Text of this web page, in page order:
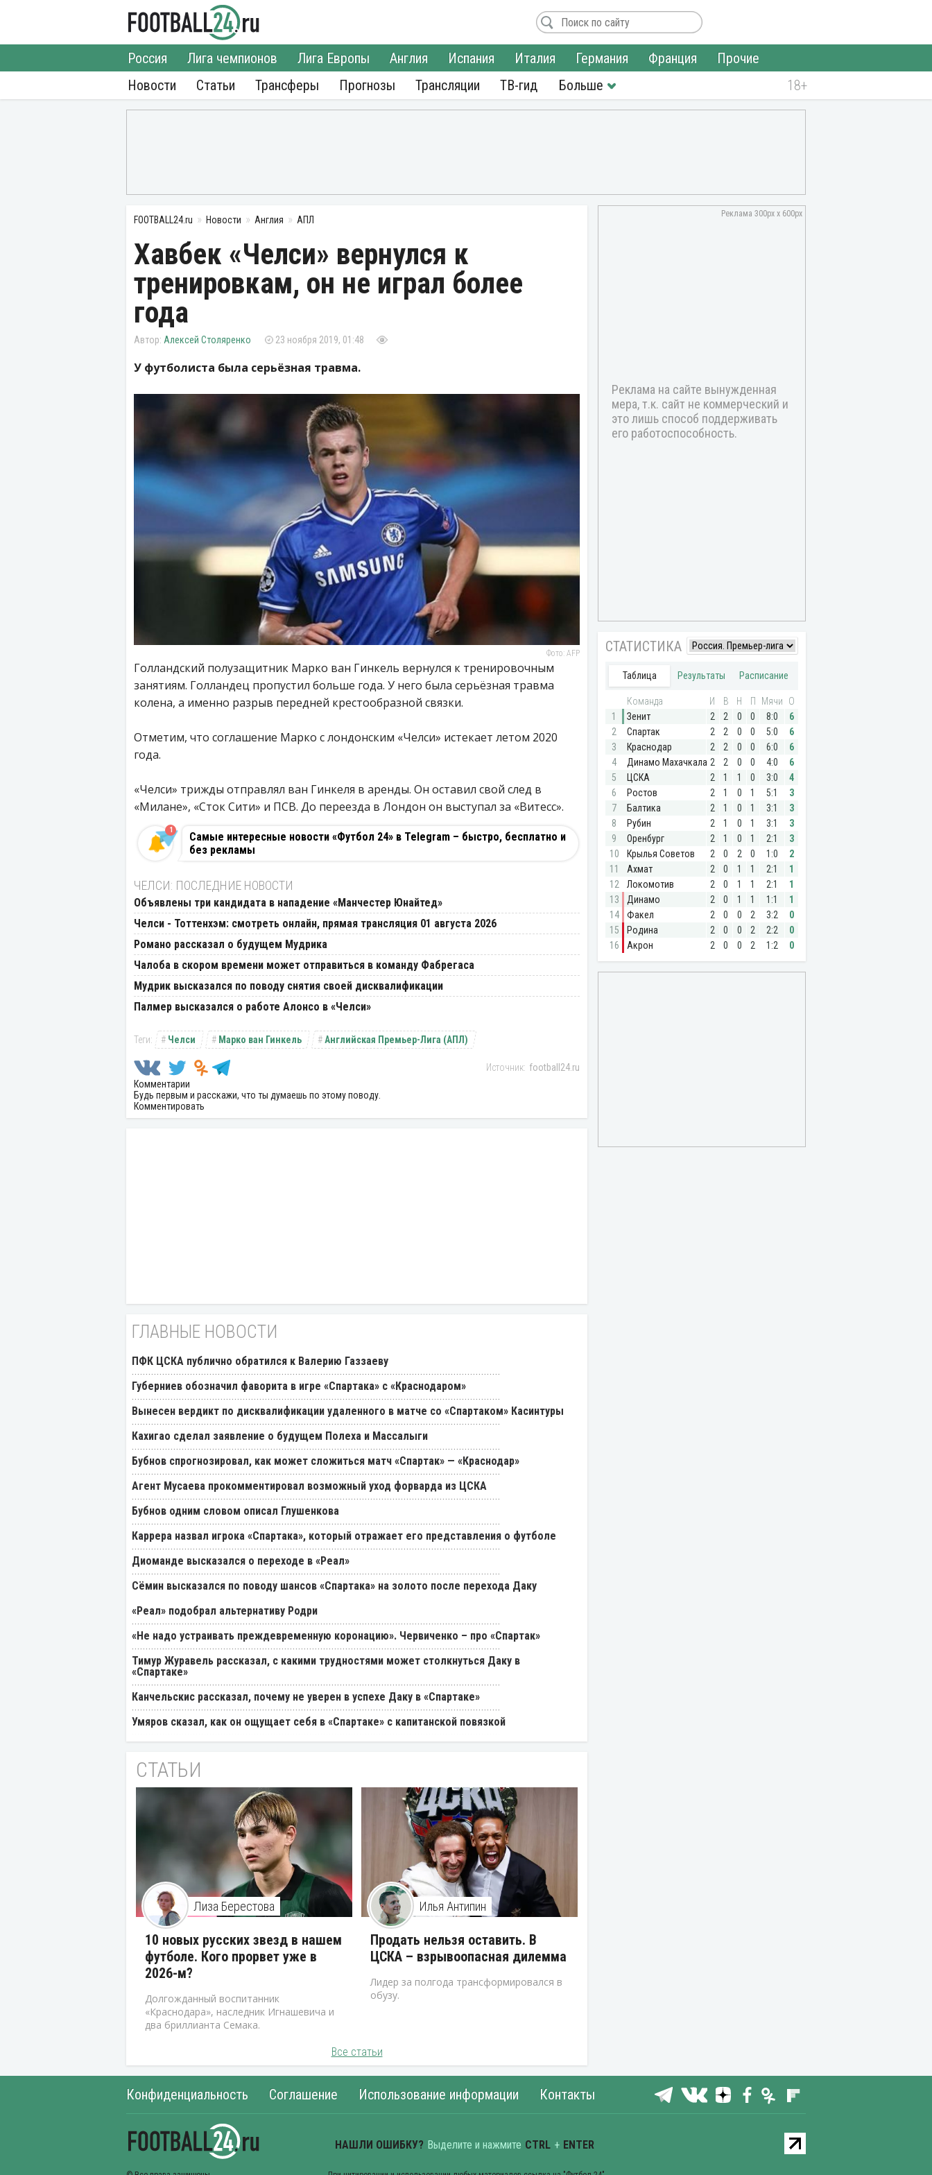
Новости
Россия Лига чемпионов Лига Европы Англия Испания Италия Германия Франция
Прочие
Статьи
Трансферы Прогнозы Трансляции ТВ-гид
FOOTBALL24.ru Новости Англия АПЛ
Хавбек «Челси» вернулся к
тренировкам, он не играл более
года
Алексей Столяренко 23 ноября 2019, 01:48
У футболиста была серьёзная травма.
Фото: AFP
Голландский полузащитник Марко ван Гинкель вернулся к тренировочным
занятиям. Голландец пропустил больше года. У него была серьёзная травма
колена, а именно разрыв передней крестообразной связки.
Отметим, что соглашение Марко с лондонским «Челси» истекает летом 2020
года.
«Челси» трижды отправлял ван Гинкеля в аренды. Он оставил свой след в
«Милане», «Сток Сити» и ПСВ. До переезда в Лондон он выступал за «Витесс».
Самые интересные новости «Футбол 24» в Telegram – быстро, бесплатно и
без рекламы
1
ЧЕЛСИ: ПОСЛЕДНИЕ НОВОСТИ
Объявлены три кандидата в нападение «Манчестер Юнайтед»
Челси - Тоттенхэм: смотреть онлайн, прямая трансляция 01 августа 2026
Романо рассказал о будущем Мудрика
Чалоба в скором времени может отправиться в команду Фабрегаса
Мудрик высказался по поводу снятия своей дисквалификации
Палмер высказался о работе Алонсо в «Челси»
Челси Марко ван Гинкель Английская Премьер-Лига (АПЛ)
football24.ru
Комментарии
Будь первым и расскажи, что ты думаешь по этому поводу.
Комментировать
ГЛАВНЫЕ НОВОСТИ
ПФК ЦСКА публично обратился к Валерию Газзаеву
Губерниев обозначил фаворита в игре «Спартака» с «Краснодаром»
Вынесен вердикт по дисквалификации удаленного в матче со «Спартаком» Касинтуры
Кахигао сделал заявление о будущем Полеха и Массалыги
Бубнов спрогнозировал, как может сложиться матч «Спартак» — «Краснодар»
Агент Мусаева прокомментировал возможный уход форварда из ЦСКА
Бубнов одним словом описал Глушенкова
Каррера назвал игрока «Спартака», который отражает его представления о футболе
Диоманде высказался о переходе в «Реал»
Cёмин высказался по поводу шансов «Спартака» на золото после перехода Даку
«Реал» подобрал альтернативу Родри
«Не надо устраивать преждевременную коронацию». Червиченко – про «Спартак»
Тимур Журавель рассказал, с какими трудностями может столкнуться Даку в
«Спартаке»
Канчельскис рассказал, почему не уверен в успехе Даку в «Спартаке»
Умяров сказал, как он ощущает себя в «Спартаке» с капитанской повязкой
СТАТЬИ
Лиза Берестова
10 новых русских звезд в нашем
футболе. Кого прорвет уже в
2026-м?
Долгожданный воспитанник
«Краснодара», наследник Игнашевича и
два бриллианта Семака.
Илья Антипин
Продать нельзя оставить. В
ЦСКА – взрывоопасная дилемма
Лидер за полгода трансформировался в
обузу.
Все статьи
Конфиденциальность Соглашение Использование информации Контакты